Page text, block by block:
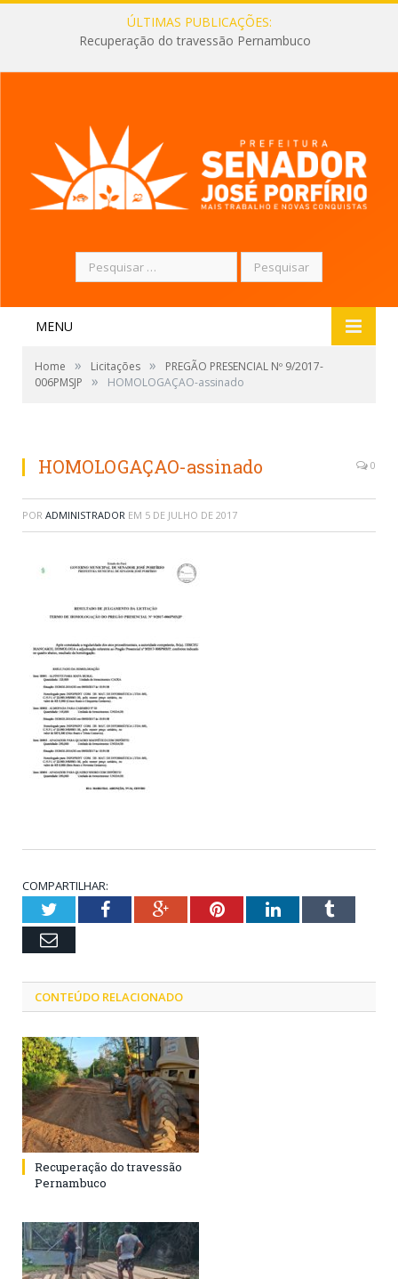
ÚLTIMAS PUBLICAÇÕES:
Recuperação do travessão Pernambuco
Pesquisar
por:
MENU
Home » Licitações »
PREGÃO PRESENCIAL Nº 9/2017-
006PMSJP
» HOMOLOGAÇAO-assinado
HOMOLOGAÇAO-assinado 0
POR ADMINISTRADOR EM 5 DE JULHO DE 2017
COMPARTILHAR:
TwitterFacebookGoogle+PinterestLinkedInTumblr
Email
CONTEÚDO RELACIONADO
Recuperação do travessão
Pernambuco